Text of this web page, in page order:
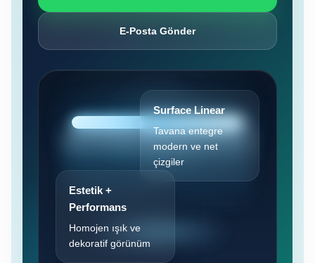
E-Posta Gönder
Surface Linear
Tavana entegre
modern ve net
çizgiler
Estetik +
Performans
Homojen ışık ve
dekoratif görünüm